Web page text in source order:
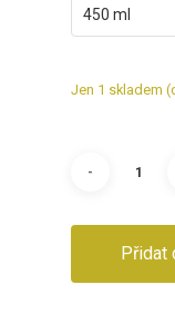
450 ml
Jen 1 skladem
Přidat